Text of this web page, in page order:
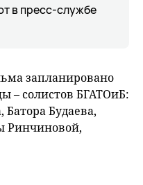
в пресс-службе
запланировано
– солистов БГАТОиБ:
Будаева,
Ринчиновой,